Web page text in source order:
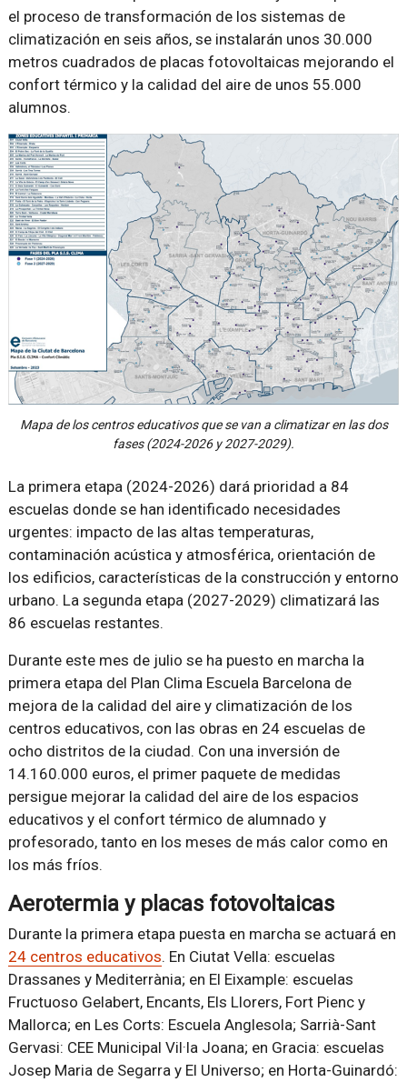
el proceso de transformación de los sistemas de
climatización en seis años, se instalarán unos 30.000
metros cuadrados de placas fotovoltaicas mejorando el
confort térmico y la calidad del aire de unos 55.000
alumnos.
Mapa de los centros educativos que se van a climatizar en las dos
fases (2024-2026 y 2027-2029).
La primera etapa (2024-2026) dará prioridad a 84
escuelas donde se han identificado necesidades
urgentes: impacto de las altas temperaturas,
contaminación acústica y atmosférica, orientación de
los edificios, características de la construcción y entorno
urbano. La segunda etapa (2027-2029) climatizará las
86 escuelas restantes.
Durante este mes de julio se ha puesto en marcha la
primera etapa del Plan Clima Escuela Barcelona de
mejora de la calidad del aire y climatización de los
centros educativos, con las obras en 24 escuelas de
ocho distritos de la ciudad. Con una inversión de
14.160.000 euros, el primer paquete de medidas
persigue mejorar la calidad del aire de los espacios
educativos y el confort térmico de alumnado y
profesorado, tanto en los meses de más calor como en
los más fríos.
Aerotermia y placas fotovoltaicas
Durante la primera etapa puesta en marcha se actuará en
24 centros educativos. En Ciutat Vella: escuelas
Drassanes y Mediterrània; en El Eixample: escuelas
Fructuoso Gelabert, Encants, Els Llorers, Fort Pienc y
Mallorca; en Les Corts: Escuela Anglesola; Sarrià-Sant
Gervasi: CEE Municipal Vil·la Joana; en Gracia: escuelas
Josep Maria de Segarra y El Universo; en Horta-Guinardó: